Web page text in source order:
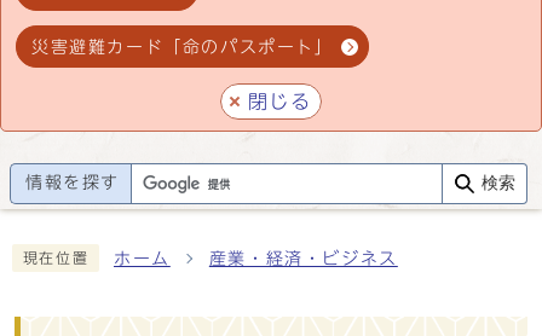
災害避難カード「命のパスポート」
閉じる
情報を探す 検索
現在位置 ホーム 産業・経済・ビジネス